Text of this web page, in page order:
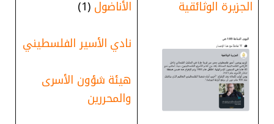
الجزيرة الوثائقية الأناضول(1)
نادي الأسير الفلسطيني
هيئة شؤون الأسرى
والمحررين